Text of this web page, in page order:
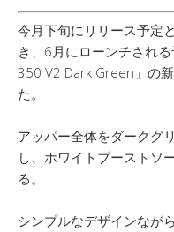
今月下旬にリリース予定
き、6月にローンチされる
350 V2 Dark Green」の
た。
アッパー全体をダークグ
し、ホワイトブーストソ
る。
シンプルなデザインなが